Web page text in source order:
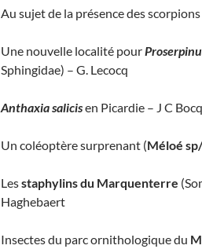
Au sujet de la présence des
Une nouvelle localité pour
Sphingidae) – G. Lecocq
Anthaxia salicisen Picardie – J C
Un coléoptère surprenant (Méloé
Lesstaphylins du Marquenterre
Haghebaert
Insectes du parc ornithologique du